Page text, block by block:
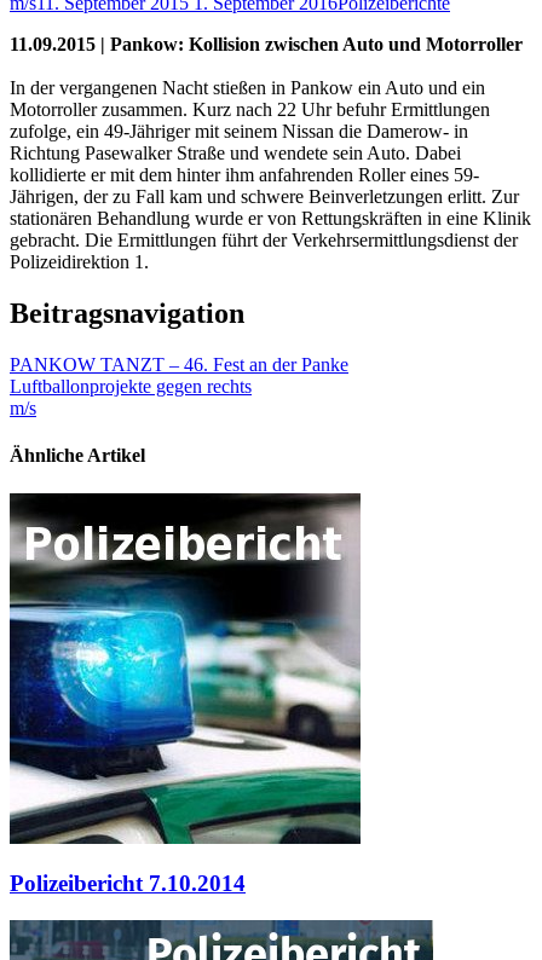
11.09.2015 | Pankow: Kollision zwischen Auto und Motorroller
In der vergangenen Nacht stießen in Pankow ein Auto und ein
Motorroller zusammen. Kurz nach 22 Uhr befuhr Ermittlungen
zufolge, ein 49-Jähriger mit seinem Nissan die Damerow- in
Richtung Pasewalker Straße und wendete sein Auto. Dabei
kollidierte er mit dem hinter ihm anfahrenden Roller eines 59-
Jährigen, der zu Fall kam und schwere Beinverletzungen erlitt. Zur
stationären Behandlung wurde er von Rettungskräften in eine Klinik
gebracht. Die Ermittlungen führt der Verkehrsermittlungsdienst der
Polizeidirektion 1.
Beitragsnavigation
PANKOW TANZT – 46. Fest an der Panke
Luftballonprojekte gegen rechts
m/s
Ähnliche Artikel
Polizeibericht 7.10.2014